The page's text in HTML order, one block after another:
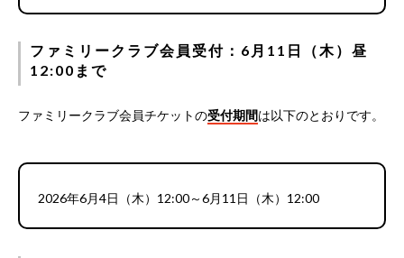
ファミリークラブ会員受付：6月11日（木）昼
12:00まで
ファミリークラブ会員チケットの受付期間は以下のとおりです。
2026年6月4日（木）12:00～6月11日（木）12:00